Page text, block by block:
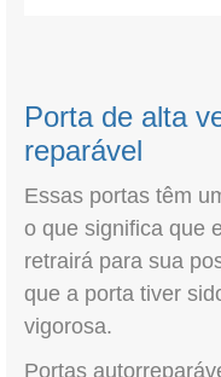
Porta de alta
reparável
Essas portas têm
o que significa que
retrairá para sua
que a porta tiver
vigorosa.
Portas